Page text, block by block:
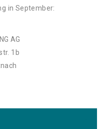
in September:
AG
1b